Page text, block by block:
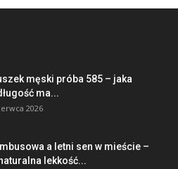
męski próba 585 – jaka
ma...
2026
a letni sen w mieście –
lekkość...